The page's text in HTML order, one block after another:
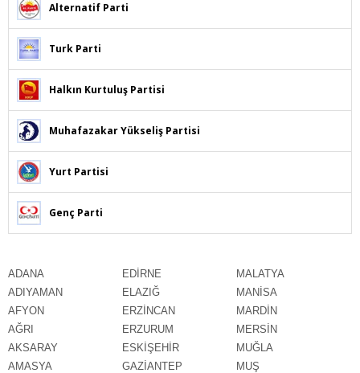
ADANA
ADIYAMAN
AFYON
AĞRI
AKSARAY
AMASYA
EDİRNE
ELAZIĞ
ERZİNCAN
ERZURUM
ESKİŞEHİR
GAZİANTEP
MALATYA
MANİSA
MARDİN
MERSİN
MUĞLA
MUŞ
Alternatif Parti
Turk Parti
Halkın Kurtuluş Partisi
Muhafazakar Yükseliş Partisi
Yurt Partisi
Genç Parti